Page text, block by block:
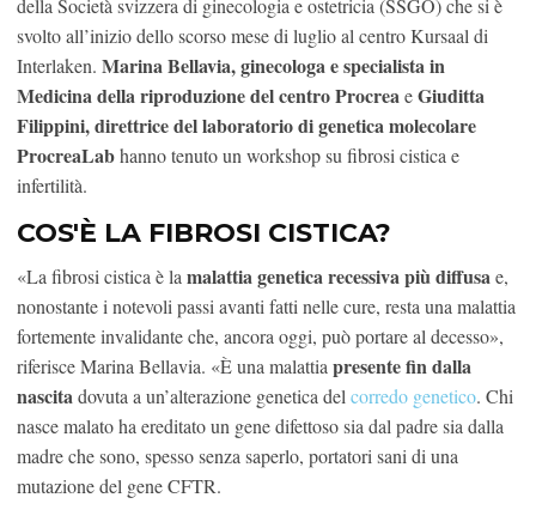
della Società svizzera di ginecologia e ostetricia (SSGO) che si è
svolto all’inizio dello scorso mese di luglio al centro Kursaal di
Interlaken. Marina Bellavia, ginecologa e specialista in
Medicina della riproduzione del centro ProcreaeGiuditta
Filippini, direttrice del laboratorio di genetica molecolare
ProcreaLabhanno tenuto un workshop su fibrosi cistica e
infertilità.
COS'È LA FIBROSI CISTICA?
«La fibrosi cistica è la malattia genetica recessiva più diffusae,
nonostante i notevoli passi avanti fatti nelle cure, resta una malattia
fortemente invalidante che, ancora oggi, può portare al decesso»,
riferisce Marina Bellavia. «È una malattia presente fin dalla
nascitadovuta a un’alterazione genetica del corredo genetico. Chi
nasce malato ha ereditato un gene difettoso sia dal padre sia dalla
madre che sono, spesso senza saperlo, portatori sani di una
mutazione del gene CFTR.